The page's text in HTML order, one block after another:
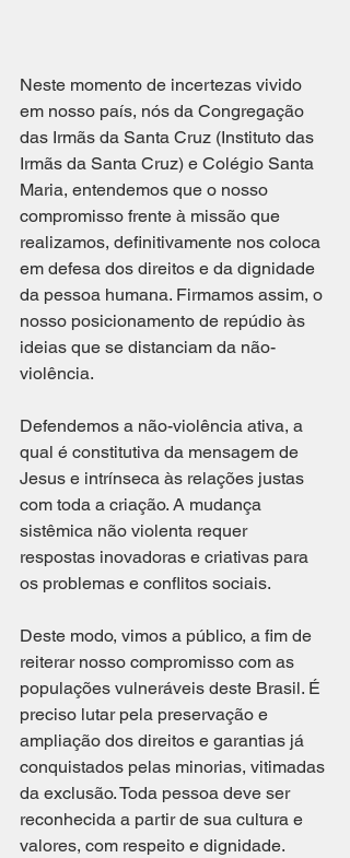
Neste momento de incertezas vivido
em nosso país, nós da Congregação
das Irmãs da Santa Cruz (Instituto das
Irmãs da Santa Cruz) e Colégio Santa
Maria, entendemos que o nosso
compromisso frente à missão que
realizamos, definitivamente nos coloca
em defesa dos direitos e da dignidade
da pessoa humana. Firmamos assim, o
nosso posicionamento de repúdio às
ideias que se distanciam da não-
violência.
Defendemos a não-violência ativa, a
qual é constitutiva da mensagem de
Jesus e intrínseca às relações justas
com toda a criação. A mudança
sistêmica não violenta requer
respostas inovadoras e criativas para
os problemas e conflitos sociais.
Deste modo, vimos a público, a fim de
reiterar nosso compromisso com as
populações vulneráveis deste Brasil. É
preciso lutar pela preservação e
ampliação dos direitos e garantias já
conquistados pelas minorias, vitimadas
da exclusão. Toda pessoa deve ser
reconhecida a partir de sua cultura e
valores, com respeito e dignidade.